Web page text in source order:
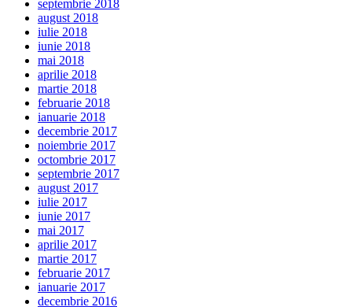
septembrie 2018
august 2018
iulie 2018
iunie 2018
mai 2018
aprilie 2018
martie 2018
februarie 2018
ianuarie 2018
decembrie 2017
noiembrie 2017
octombrie 2017
septembrie 2017
august 2017
iulie 2017
iunie 2017
mai 2017
aprilie 2017
martie 2017
februarie 2017
ianuarie 2017
decembrie 2016